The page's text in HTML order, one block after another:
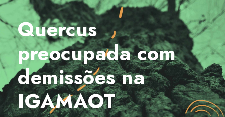
Quercus
preocupada com
demissões na
IGAMAOT